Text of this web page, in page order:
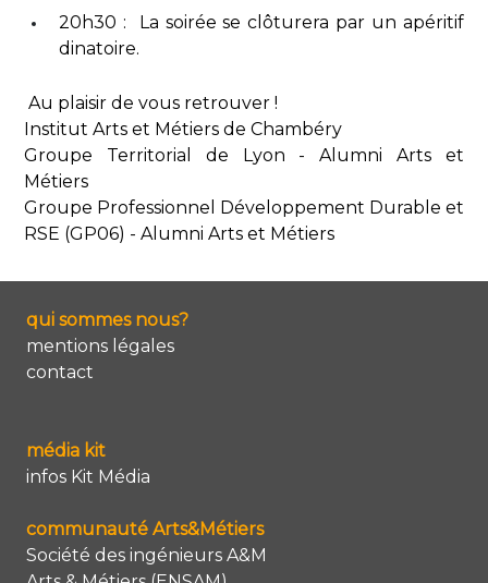
20h30 : La soirée se clôturera par un apéritif
dinatoire.
Au plaisir de vous retrouver !
Institut Arts et Métiers de Chambéry
Groupe Territorial de Lyon - Alumni Arts et
Métiers
Groupe Professionnel Développement Durable et
RSE (GP06) - Alumni Arts et Métiers
qui sommes nous?
mentions légales
contact
média kit
infos Kit Média
communauté Arts&Métiers
Société des ingénieurs A&M